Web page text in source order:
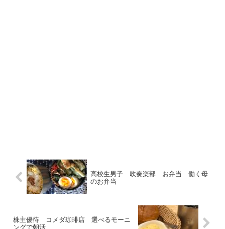
高校生男子 吹奏楽部 お弁当 働く母
のお弁当
株主優待 コメダ珈琲店 選べるモーニ
ングで朝活